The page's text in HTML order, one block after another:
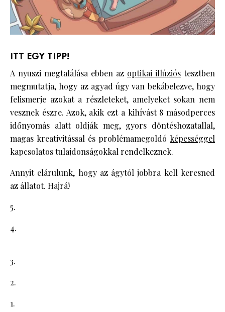
ITT EGY TIPP!
A nyuszi megtalálása ebben az optikai illúziós tesztben
megmutatja, hogy az agyad úgy van bekábelezve, hogy
felismerje azokat a részleteket, amelyeket sokan nem
vesznek észre. Azok, akik ezt a kihívást 8 másodperces
időnyomás alatt oldják meg, gyors döntéshozatallal,
magas kreativitással és problémamegoldó képességgel
kapcsolatos tulajdonságokkal rendelkeznek.
Annyit elárulunk, hogy az ágytól jobbra kell keresned
az állatot. Hajrá!
5.
4.
3.
2.
1.